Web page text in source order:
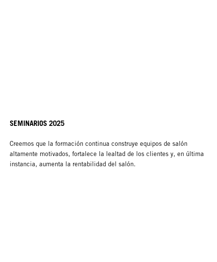
SEMINARIOS 2025
Creemos que la formación continua construye equipos de salón
altamente motivados, fortalece la lealtad de los clientes y, en última
instancia, aumenta la rentabilidad del salón.